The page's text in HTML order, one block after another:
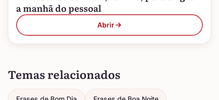
a manhã do pessoal
Abrir
Temas relacionados